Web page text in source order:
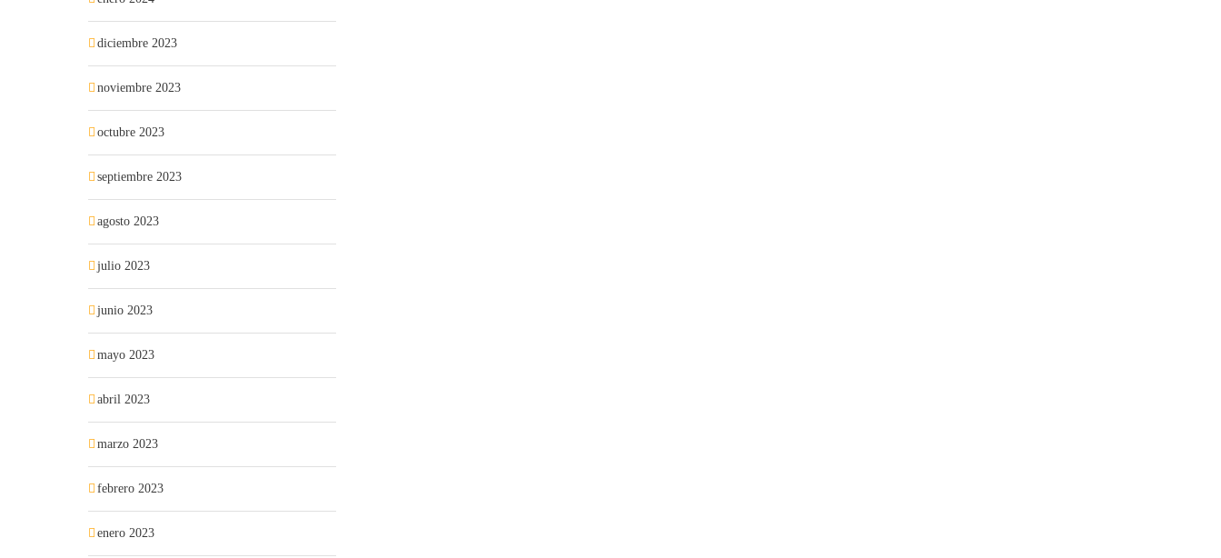
diciembre 2023
noviembre 2023
octubre 2023
septiembre 2023
agosto 2023
julio 2023
junio 2023
mayo 2023
abril 2023
marzo 2023
febrero 2023
enero 2023